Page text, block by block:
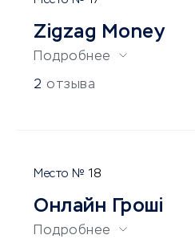
Zigzag Money
Подробнее
2 отзыва
18
Онлайн Грошi
Подробнее